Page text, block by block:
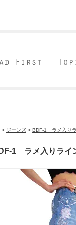
> ジーンズ > BDF-1 ラメ入り
1 ラメ入りライ